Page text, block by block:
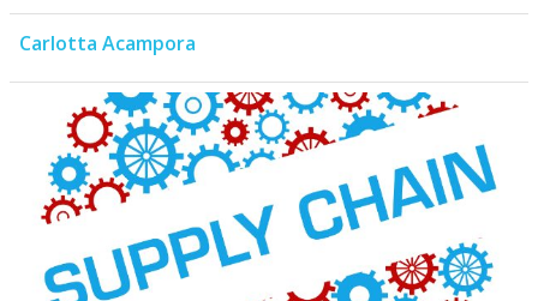
Carlotta Acampora